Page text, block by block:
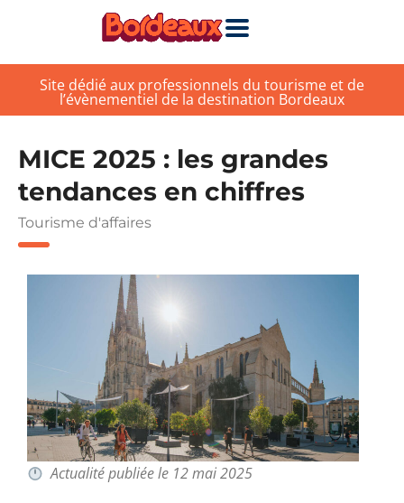
Site dédié aux professionnels du tourisme et de
l’évènementiel de la destination Bordeaux
MICE 2025 : les grandes
tendances en chiffres
Tourisme d'affaires
Actualité publiée le 12 mai 2025